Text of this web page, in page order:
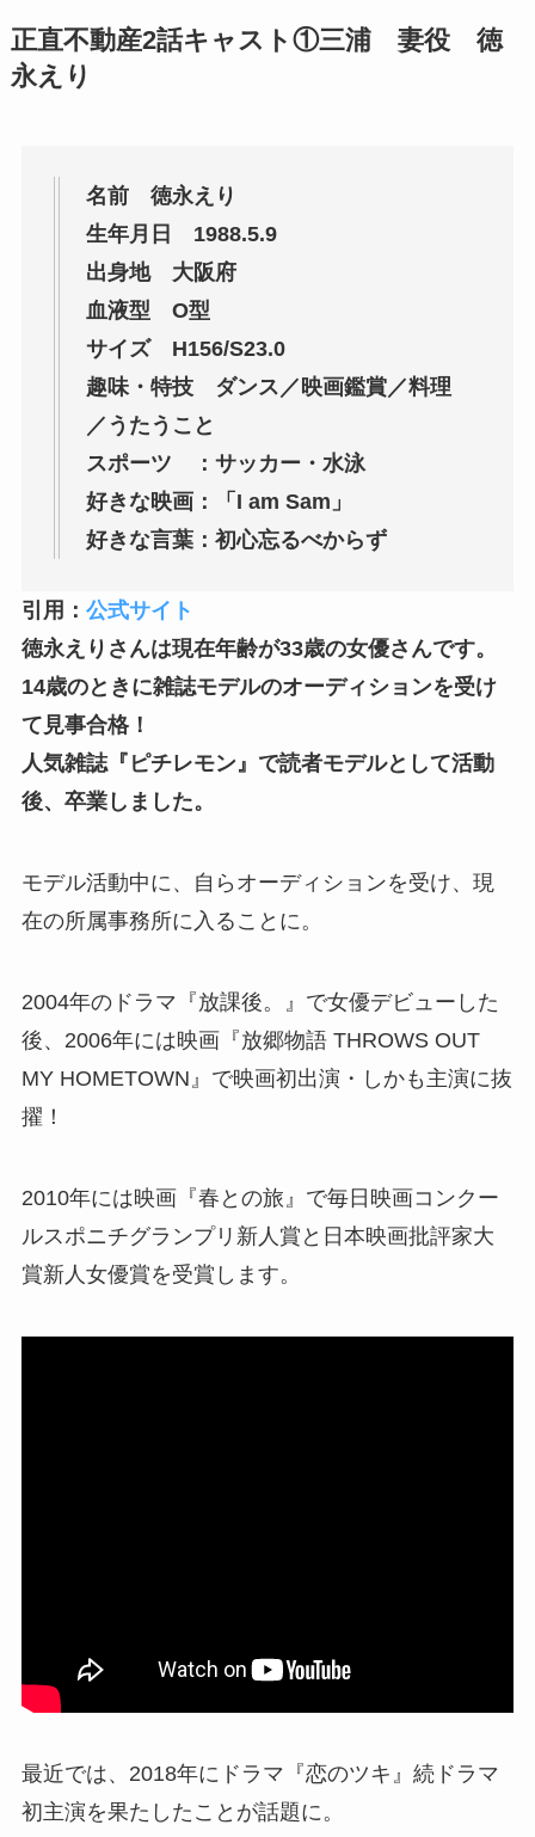
正直不動産2話キャスト①三浦 妻役 徳
永えり
名前 徳永えり
生年月日 1988.5.9
出身地 大阪府
血液型 O型
サイズ H156/S23.0
趣味・特技 ダンス／映画鑑賞／料理
／うたうこと
スポーツ ：サッカー・水泳
好きな映画：「I am Sam」
好きな言葉：初心忘るべからず
引用： 公式サイト
徳永えりさんは現在年齢が33歳の女優さんです。
14歳のときに雑誌モデルのオーディションを受け
て見事合格！
人気雑誌『ピチレモン』で読者モデルとして活動
後、卒業しました。
モデル活動中に、自らオーディションを受け、現
在の所属事務所に入ることに。
2004年のドラマ『放課後。』で女優デビューした
後、2006年には映画『放郷物語 THROWS OUT
MY HOMETOWN』で映画初出演・しかも主演に抜
擢！
2010年には映画『春との旅』で毎日映画コンクー
ルスポニチグランプリ新人賞と日本映画批評家大
賞新人女優賞を受賞します。
最近では、2018年にドラマ『恋のツキ』続ドラマ
初主演を果たしたことが話題に。